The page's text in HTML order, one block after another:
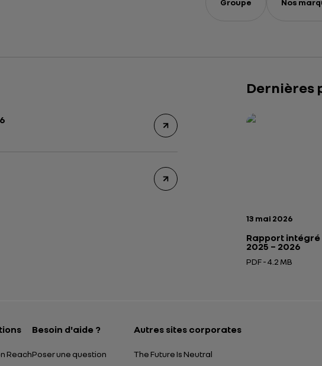
Groupe Nos
Dernières
Date de
13 mai 2026
Rapport intégré
2025 – 2026
PDF - 4.2 MB
Ouverture dans
Rapport intégré
Présentation
Reach
Besoin d'aide ?
Poser une question
Autres sites corporates
The Future Is Neutral